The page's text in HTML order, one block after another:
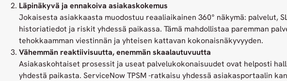
Läpinäkyvä ja ennakoiva asiakaskokemus
Jokaisesta asiakkaasta muodostuu reaaliaikainen 360° näkymä: palvelut,
historiatiedot ja riskit yhdessä paikassa. Tämä mahdollistaa paremman
tehokkaamman viestinnän ja yhteisen kattavan kokonaisnäkyvyyden.
Vähemmän reaktiivisuutta, enemmän skaalautuvuutta
Asiakaskohtaiset prosessit ja useat palvelukokonaisuudet ovat helposti
yhdestä paikasta. ServiceNow TPSM -ratkaisu yhdessä asiakasportaalin